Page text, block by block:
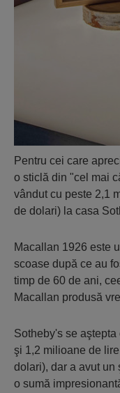
Pentru cei care
o sticlă din "cel mai
vândut cu peste 2,1
de dolari) la casa
Macallan 1926 este
scoase după ce au
timp de 60 de ani,
Macallan produsă
Sotheby's se
şi 1,2 milioane de
dolari), dar a avut un
o sumă